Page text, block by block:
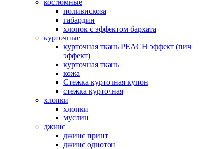
костюмные
поливискоза
габардин
хлопок с эффектом бархата
курточные
курточная ткань PEACH эффект (пич
эффект)
курточная ткань
кожа
Стежка курточная купон
стежка курточная
хлопки
хлопки
муслин
джинс
джинс принт
джинс однотон